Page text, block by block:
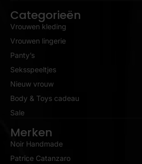
Categorieën
Vrouwen kleding
Vrouwen lingerie
Panty’s
Seksspeeltjes
Nieuw vrouw
Body & Toys cadeau
Sale
Merken
Noir Handmade
Patrice Catanzaro